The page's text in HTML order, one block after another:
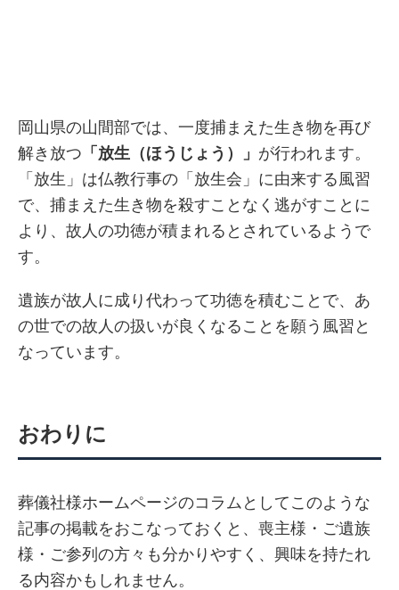
岡山県の山間部では、一度捕まえた生き物を再び
解き放つ 「放生（ほうじょう）」 が行われます。
「放生」は仏教行事の「放生会」に由来する風習
で、捕まえた生き物を殺すことなく逃がすことに
より、故人の功徳が積まれるとされているようで
す。
遺族が故人に成り代わって功徳を積むことで、あ
の世での故人の扱いが良くなることを願う風習と
なっています。
おわりに
葬儀社様ホームページのコラムとしてこのような
記事の掲載をおこなっておくと、喪主様・ご遺族
様・ご参列の方々も分かりやすく、興味を持たれ
る内容かもしれません。